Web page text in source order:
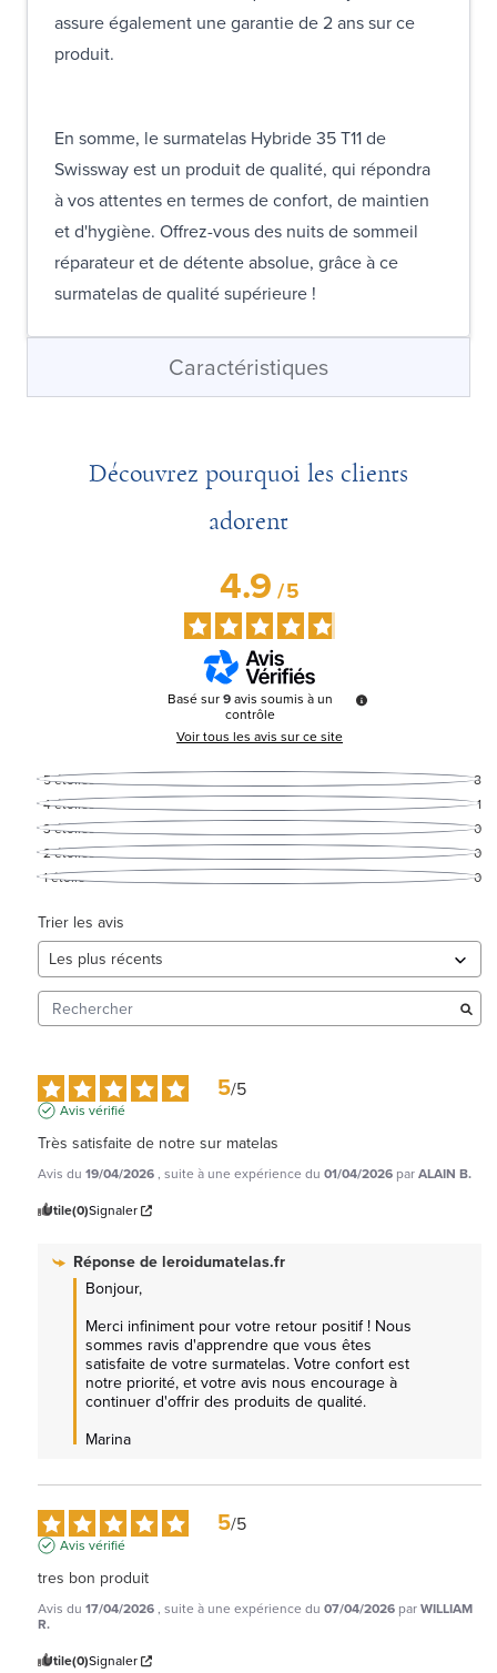
assure également une garantie de 2 ans sur ce
produit.
En somme, le surmatelas Hybride 35 T11 de
Swissway est un produit de qualité, qui répondra
à vos attentes en termes de confort, de maintien
et d'hygiène. Offrez-vous des nuits de sommeil
réparateur et de détente absolue, grâce à ce
surmatelas de qualité supérieure !
Caractéristiques
Découvrez pourquoi les clients
adorent
4.9/5
Basé sur9avis soumis à un
contrôle
Voir tous les avis sur ce site
5étoiles
8
4étoiles
1
3étoiles
0
2étoiles
0
1étoile 0
Trier les avis
5/5
Avis vérifié
Très satisfaite de notre sur matelas
Avis du 19/04/2026, suite à une expérience du 01/04/2026 parALAIN B.
Utile(0)Signaler
Réponse deleroidumatelas.fr
Bonjour,
Merci infiniment pour votre retour positif ! Nous
sommes ravis d'apprendre que vous êtes
satisfaite de votre surmatelas. Votre confort est
notre priorité, et votre avis nous encourage à
continuer d'offrir des produits de qualité.
Marina
5/5
Avis vérifié
tres bon produit
Avis du 17/04/2026, suite à une expérience du 07/04/2026 parWILLIAM
R.
Utile(0)Signaler